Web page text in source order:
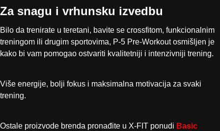
Za snagu i vrhunsku izvedbu
Bilo da trenirate u teretani, bavite se crossfitom, funkcionalnim
treningom ili drugim sportovima, P-5 Pre-Workout osmišljen je
kako bi vam pomogao ostvariti kvalitetniji i intenzivniji trening.
Više energije, bolji fokus i maksimalna motivacija za svaki
trening.
Ostale proizvode brenda pronađite u X-FIT ponudi Basic